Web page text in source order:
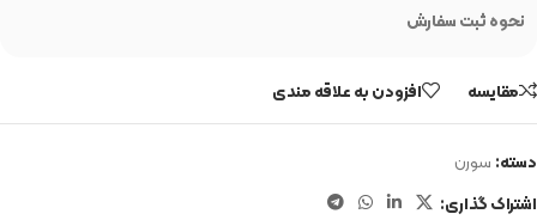
نحوه ثبت سفارش
مقایسه افزودن به علاقه مندی
دسته: سورن
اشتراک گذاری: